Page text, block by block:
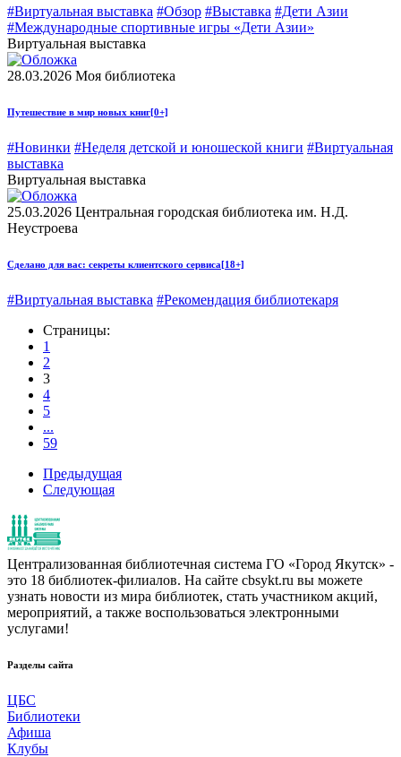
#Виртуальная выставка #Обзор #Выставка #Дети Азии
#Международные спортивные игры «Дети Азии»
Виртуальная выставка
28.03.2026 Моя библиотека
Путешествие в мир новых книг[0+]
#Новинки #Неделя детской и юношеской книги #Виртуальная
выставка
Виртуальная выставка
25.03.2026 Центральная городская библиотека им. Н.Д.
Неустроева
Сделано для вас: секреты клиентского сервиса[18+]
#Виртуальная выставка #Рекомендация библиотекаря
Страницы:
1
2
3
4
5
...
59
Предыдущая
Следующая
Централизованная библиотечная система ГО «Город Якутск» -
это 18 библиотек-филиалов. На сайте cbsykt.ru вы можете
узнать новости из мира библиотек, стать участником акций,
мероприятий, а также воспользоваться электронными
услугами!
Разделы сайта
ЦБС
Библиотеки
Афиша
Клубы